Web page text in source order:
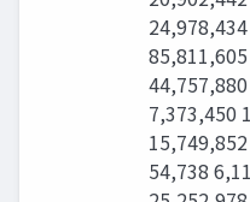
7,373,450
54,738